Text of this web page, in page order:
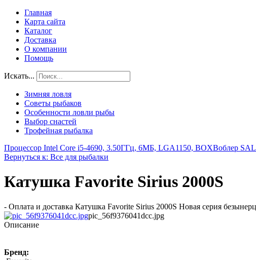
Главная
Карта сайта
Каталог
Доставка
О компании
Помощь
Искать...
Зимняя ловля
Советы рыбаков
Особенности ловли рыбы
Выбор снастей
Трофейная рыбалка
Процессор Intel Core i5-4690, 3.50ГГц, 6МБ, LGA1150, BOXВоблер
Вернуться к: Все для рыбалки
Катушка Favorite Sirius 2000S
- Оплата и доставка Катушка Favorite Sirius 2000S Новая серия
pic_56f9376041dcc.jpg
Описание
Бренд: